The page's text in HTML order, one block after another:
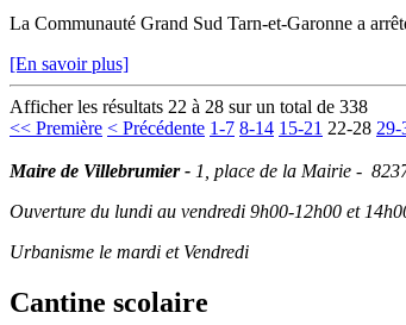
La Communauté Grand Sud Tarn-et-Garonne a
[En savoir plus]
Afficher les résultats 22 à 28 sur un total de 338
<< Première < Précédente 1-7 8-14 15-21 22-28 29-
Maire de Villebrumier - 1, place de la Mairie -
Ouverture du lundi au vendredi 9h00-12h00 et
Urbanisme le mardi et Vendredi
Cantine scolaire